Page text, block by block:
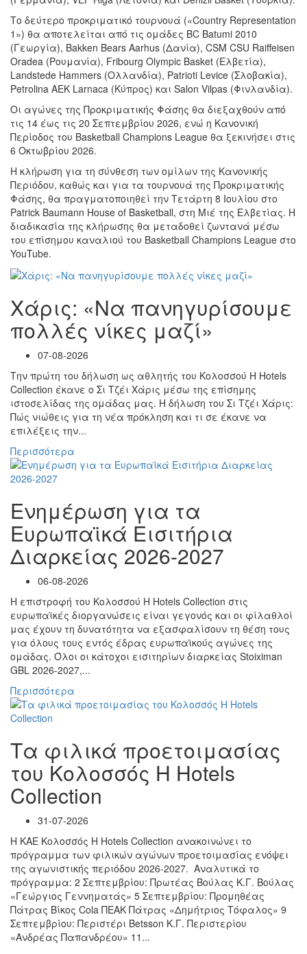
Το δεύτερο προκριματικό τουρνουά («Country Representation
1») θα αποτελείται από τις ομάδες BC Batumi 2010
(Γεωργία), Bakken Bears Aarhus (Δανία), CSM CSU Raiffeisen
Oradea (Ρουμανία), Fribourg Olympic Basket (Ελβετία),
Landstede Hammers (Ολλανδία), Patrioti Levice (Σλοβακία),
Petrolina AEK Larnaca (Κύπρος) και Salon Vilpas (Φινλανδία).
Οι αγώνες της Προκριματικής Φάσης θα διεξαχθούν από
τις 14 έως τις 20 Σεπτεμβρίου 2026, ενώ η Κανονική
Περίοδος του Basketball Champions League θα ξεκινήσει στις
6 Οκτωβρίου 2026.
Η κλήρωση για τη σύνθεση των ομίλων της Κανονικής
Περιόδου, καθώς και για τα τουρνουά της Προκριματικής
Φάσης, θα πραγματοποιηθεί την Τετάρτη 8 Ιουλίου στο
Patrick Baumann House of Basketball, στη Μιέ της Ελβετίας. Η
διαδικασία της κλήρωσης θα μεταδοθεί ζωντανά μέσω
του επίσημου καναλιού του Basketball Champions League στο
YouTube.
Χάρις: «Να πανηγυρίσουμε
πολλές νίκες μαζί»
07-08-2026
Την πρώτη του δήλωση ως αθλητής του Κολοσσού H Hotels
Collection έκανε ο Σι Τζέι Χάρις μέσω της επίσημης
ιστοσελίδας της ομάδας μας. Η δήλωση του Σι Τζέι Χάρις:
Πώς νιώθεις για τη νέα πρόκληση και τι σε έκανε να
επιλέξεις την...
Περισσότερα
Ενημέρωση για τα
Ευρωπαϊκά Εισιτήρια
Διαρκείας 2026-2027
06-08-2026
Η επιστροφή του Κολοσσού H Hotels Collection στις
ευρωπαϊκές διοργανώσεις είναι γεγονός και οι φίλαθλοί
μας έχουν τη δυνατότητα να εξασφαλίσουν τη θέση τους
για όλους τους εντός έδρας ευρωπαϊκούς αγώνες της
ομάδας. Όλοι οι κάτοχοι εισιτηρίων διαρκείας Stoiximan
GBL 2026-2027,...
Περισσότερα
Τα φιλικά προετοιμασίας
του Κολοσσός H Hotels
Collection
31-07-2026
Η ΚΑΕ Κολοσσός H Hotels Collection ανακοινώνει το
πρόγραμμα των φιλικών αγώνων προετοιμασίας ενόψει
της αγωνιστικής περιόδου 2026-2027. Αναλυτικά το
πρόγραμμα: 2 Σεπτεμβρίου: Πρωτέας Βούλας Κ.Γ. Βούλας
«Γεώργιος Γεννηματάς» 5 Σεπτεμβρίου: Προμηθέας
Πάτρας Βίκος Cola ΠΕΑΚ Πάτρας «Δημήτριος Τόφαλος» 9
Σεπτεμβρίου: Περιστέρι Betsson Κ.Γ. Περιστερίου
«Ανδρέας Παπανδρέου» 11...